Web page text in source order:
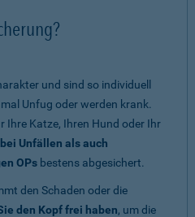
und sind so individuell
Unfug oder werden krank.
Ihre Katze, Ihren Hund oder Ihr
bei Unfällen als auch
OPs bestens abgesichert.
den Schaden oder die
den Kopf frei haben, um die